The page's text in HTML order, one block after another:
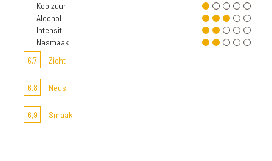
Koolzuur
Alcohol
Intensit.
Nasmaak
6,7
Zicht
6,8 Neus
6,9 Smaak